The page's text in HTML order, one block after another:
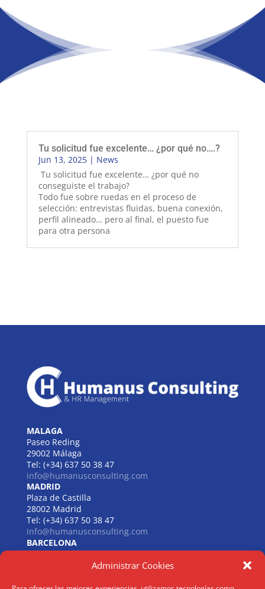
Administrar Cookies
Tu solicitud fue excelente… ¿por qué no….?
Jun 13, 2025| News
Tu solicitud fue excelente… ¿por qué no
conseguiste el trabajo?
Todo fue sobre ruedas en el proceso de
selección: entrevistas fluidas, buena conexión,
perfil alineado… pero al final, el puesto fue
para otra persona
MALAGA
Paseo Reding
29002 Málaga
Tel: (+34) 637 50 38 47
info@humanusconsulting.com
MADRID
Plaza de Castilla
28002 Madrid
Tel: (+34) 637 50 38 47
info@humanusconsulting.com
BARCELONA
Carrer de Beethoven
08021 Barcelona